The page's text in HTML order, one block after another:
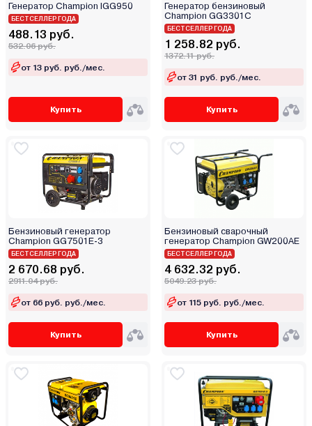
Генератор Champion IGG950
БЕСТСЕЛЛЕР ГОДА
488.13 руб.
532.06 руб.
от 13 руб. руб./мес.
Купить
Генератор бензиновый
Champion GG3301C
БЕСТСЕЛЛЕР ГОДА
1 258.82 руб.
1372.11 руб.
от 31 руб. руб./мес.
Купить
Бензиновый генератор
Champion GG7501E-3
БЕСТСЕЛЛЕР ГОДА
2 670.68 руб.
2911.04 руб.
от 66 руб. руб./мес.
Купить
Бензиновый сварочный
генератор Champion GW200AE
БЕСТСЕЛЛЕР ГОДА
4 632.32 руб.
5049.23 руб.
от 115 руб. руб./мес.
Купить